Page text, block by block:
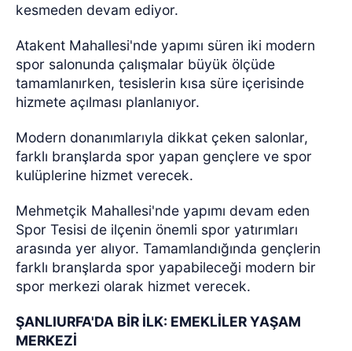
kesmeden devam ediyor.
Atakent Mahallesi'nde yapımı süren iki modern
spor salonunda çalışmalar büyük ölçüde
tamamlanırken, tesislerin kısa süre içerisinde
hizmete açılması planlanıyor.
Modern donanımlarıyla dikkat çeken salonlar,
farklı branşlarda spor yapan gençlere ve spor
kulüplerine hizmet verecek.
Mehmetçik Mahallesi'nde yapımı devam eden
Spor Tesisi de ilçenin önemli spor yatırımları
arasında yer alıyor. Tamamlandığında gençlerin
farklı branşlarda spor yapabileceği modern bir
spor merkezi olarak hizmet verecek.
ŞANLIURFA'DA BİR İLK: EMEKLİLER YAŞAM
MERKEZİ